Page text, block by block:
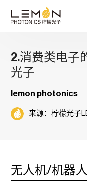
2.消费类电子
光子
lemon photonics
来源：柠檬光子
无人机/机器